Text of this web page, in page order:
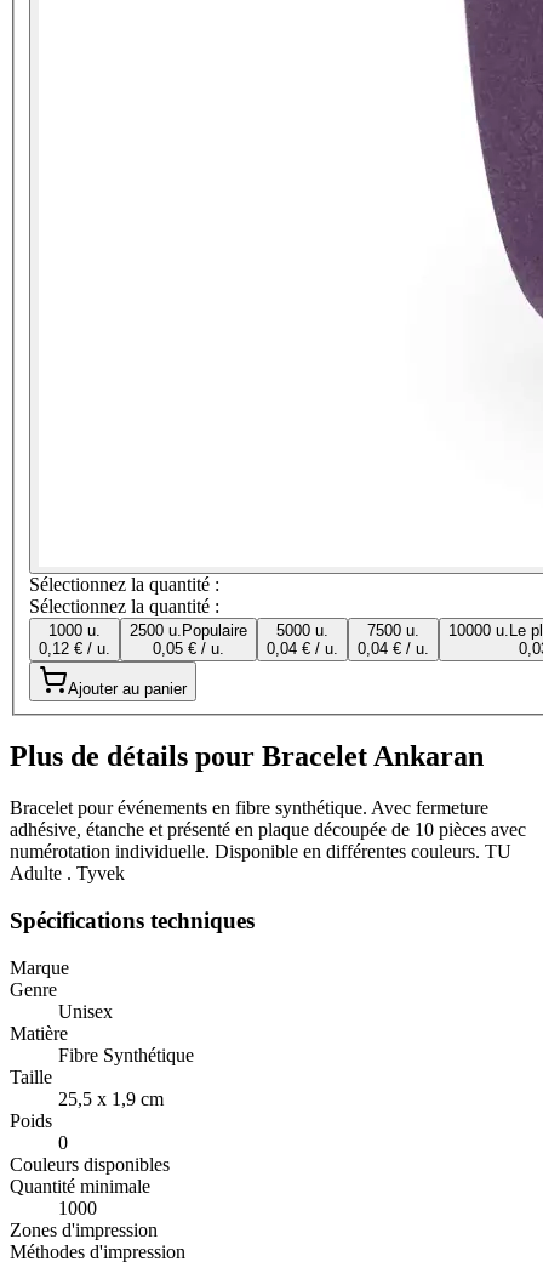
Sélectionnez la quantité :
Sélectionnez la quantité :
1000 u.
0,12 € / u.
2500 u. Populaire
0,05 € / u.
5000 u.
0,04 € / u.
7500 u.
0,04 € / u.
10000 u. Le
Ajouter au panier
Plus de détails pour Bracelet Ankaran
Bracelet pour événements en fibre synthétique. Avec fermeture
adhésive, étanche et présenté en plaque découpée de 10 pièces avec
numérotation individuelle. Disponible en différentes couleurs. TU
Adulte . Tyvek
Spécifications techniques
Marque
Genre
Unisex
Matière
Fibre Synthétique
Taille
25,5 x 1,9 cm
Poids
0
Couleurs disponibles
Quantité minimale
1000
Zones d'impression
Méthodes d'impression